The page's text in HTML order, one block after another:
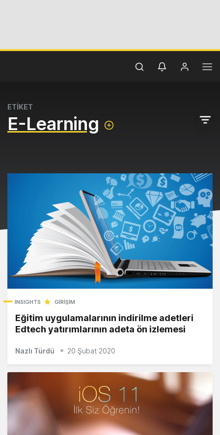
ETİKET
E-Learning
INSIGHTS GIRIŞIM
Eğitim uygulamalarının indirilme adetleri
Edtech yatırımlarının adeta ön izlemesi
Nazlı Türdü 20 Şubat 2020